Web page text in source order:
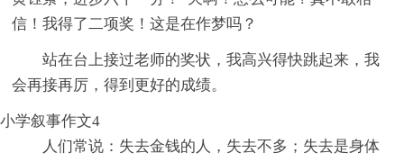
信！我得了二项奖！这是在作梦吗？
站在台上接过老师的奖状，我高兴得快跳起来，我
会再接再厉，得到更好的成绩。
小学叙事作文4
人们常说：失去金钱的人，失去不多；失去是身体